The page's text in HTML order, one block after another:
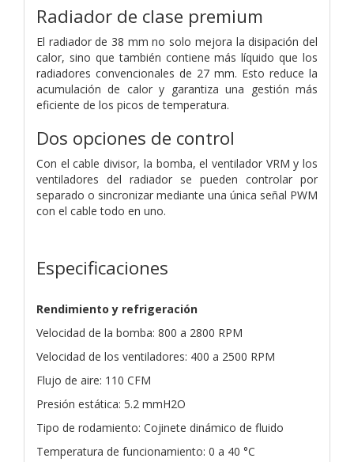
Radiador de clase premium
El radiador de 38 mm no solo mejora la disipación del
calor, sino que también contiene más líquido que los
radiadores convencionales de 27 mm. Esto reduce la
acumulación de calor y garantiza una gestión más
eficiente de los picos de temperatura.
Dos opciones de control
Con el cable divisor, la bomba, el ventilador VRM y los
ventiladores del radiador se pueden controlar por
separado o sincronizar mediante una única señal PWM
con el cable todo en uno.
Especificaciones
Rendimiento y refrigeración
Velocidad de la bomba: 800 a 2800 RPM
Velocidad de los ventiladores: 400 a 2500 RPM
Flujo de aire: 110 CFM
Presión estática: 5.2 mmH2O
Tipo de rodamiento: Cojinete dinámico de fluido
Temperatura de funcionamiento: 0 a 40 °C